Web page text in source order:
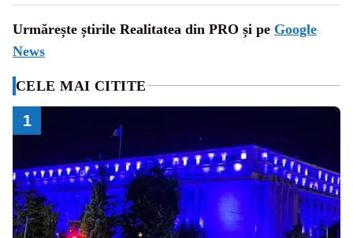
Urmărește știrile Realitatea din PRO și pe Google
News
CELE MAI CITITE
1